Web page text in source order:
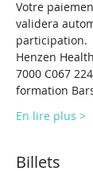
Votre
validera
participation.
Henzen
7000 C067
formation
En lire plus >
Billets